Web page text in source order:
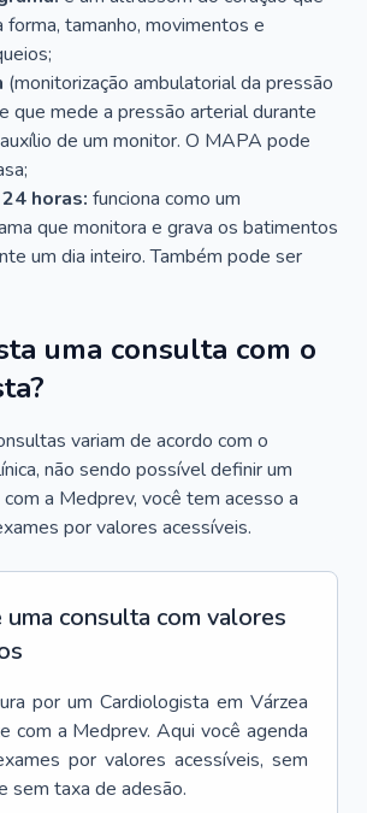
forma, tamanho, movimentos e
(monitorização ambulatorial da pressão
que mede a pressão arterial durante
de um monitor. O MAPA pode
horas: funciona como um
que monitora e grava os batimentos
um dia inteiro. Também pode ser
uma consulta com o
variam de acordo com o
não sendo possível definir um
a Medprev, você tem acesso a
por valores acessíveis.
consulta com valores
por um Cardiologista em Várzea
com a Medprev. Aqui você agenda
por valores acessíveis, sem
sem taxa de adesão.